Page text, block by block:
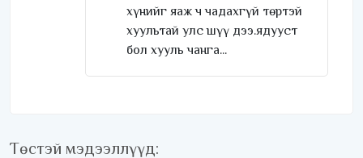
хүнийг яаж ч чадахгүй төртэй
хуультай улс шүү дээ.ядууст
бол хууль чанга...
Төстэй мэдээллүүд: